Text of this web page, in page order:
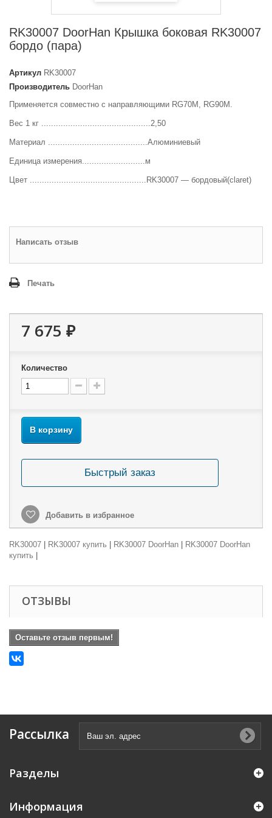
RK30007 DoorHan Крышка боковая RK30007
бордо (пара)
Артикул RK30007
Производитель DoorHan
Применяется совместно с направляющими RG70M, RG90M.
Вес 1 кг .............................................2,50
Материал .........................................Алюминиевый
Единица измерения..........................м
Цвет ................................................RK30007 — бордовый(claret)
Написать отзыв
Печать
7 675 ₽
Количество
В корзину
Быстрый заказ
Добавить в избранное
RK30007 RK30007 купить RK30007 DoorHan
RK30007 DoorHan
купить
ОТЗЫВЫ
Оставьте отзыв первым!
Рассылка
Разделы
Информация